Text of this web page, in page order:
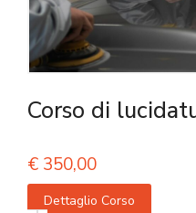
Corso di
€ 350,00
Dettaglio Corso